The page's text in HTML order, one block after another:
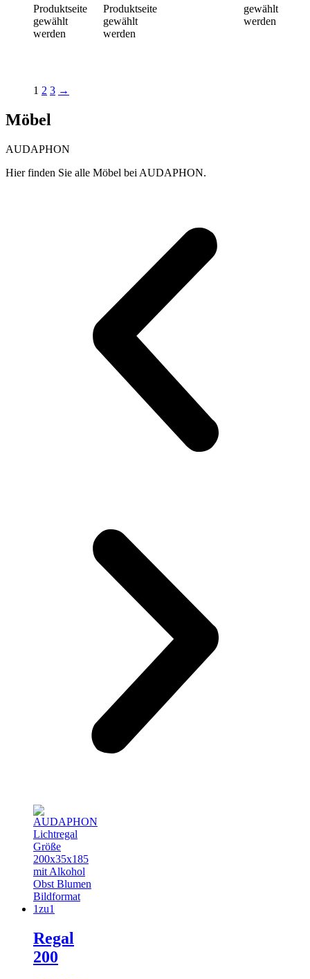
Produktseite
gewählt
werden
Produktseite
gewählt
werden
gewählt
werden
1 2 3 →
Möbel
AUDAPHON
Hier finden Sie alle Möbel bei AUDAPHON.
Regal
200